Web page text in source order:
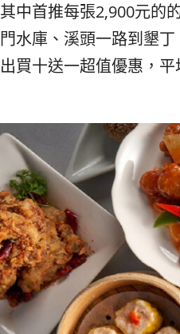
其中首推每張2,900元的
門水庫、溪頭一路到墾
出買十送一超值優惠，